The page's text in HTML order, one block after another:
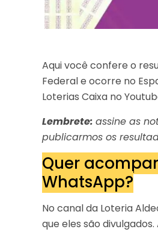
Aqui você confere o
Federal e ocorre no
Loterias Caixa no
Lembrete:assine as
publicarmos os
Quer
WhatsApp?
No canal da Loteria
que eles são